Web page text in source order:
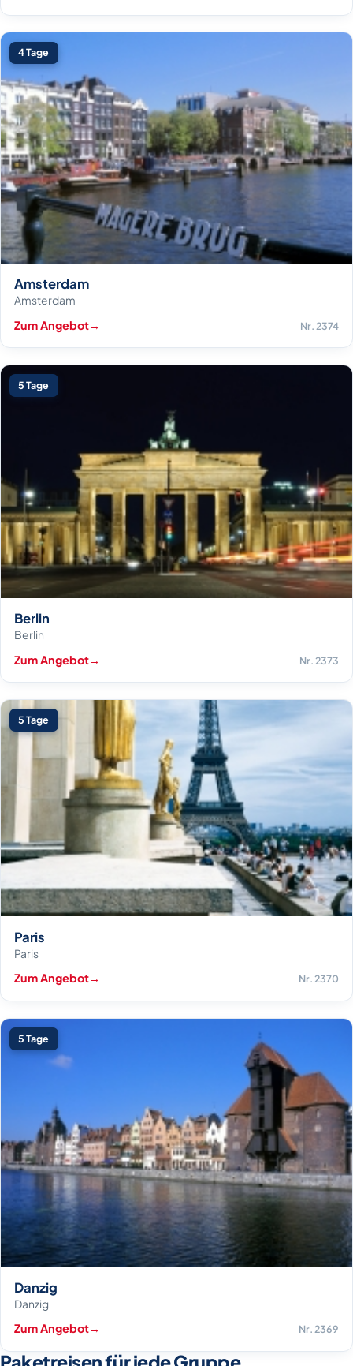
4 Tage
Amsterdam
Amsterdam
Zum Angebot→ Nr. 2374
5 Tage
Berlin
Berlin
Zum Angebot→ Nr. 2373
5 Tage
Paris
Paris
Zum Angebot→ Nr. 2370
5 Tage
Danzig
Danzig
Zum Angebot→ Nr. 2369